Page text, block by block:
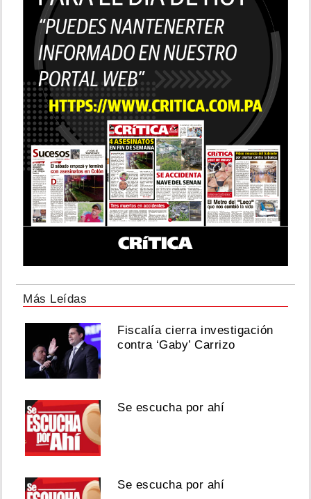
Más Leídas
Fiscalía cierra investigación
contra ‘Gaby’ Carrizo
Se escucha por ahí
Se escucha por ahí